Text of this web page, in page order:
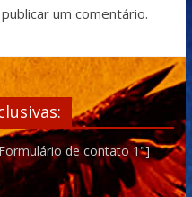
um comentário.
de contato 1"]